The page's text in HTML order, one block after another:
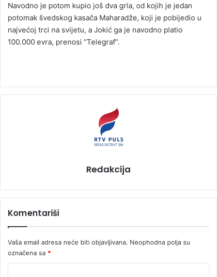
Navodno je potom kupio još dva grla, od kojih je jedan
potomak švedskog kasača Maharadže, koji je pobijedio u
najvećoj trci na svijetu, a Jokić ga je navodno platio
100.000 evra, prenosi “Telegraf”.
Redakcija
Komentariši
Vaša email adresa neće biti objavljivana. Neophodna polja su
označena sa *